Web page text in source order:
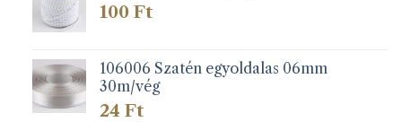
100 Ft
106006 Szatén egyoldalas 06mm
30m/vég
24 Ft